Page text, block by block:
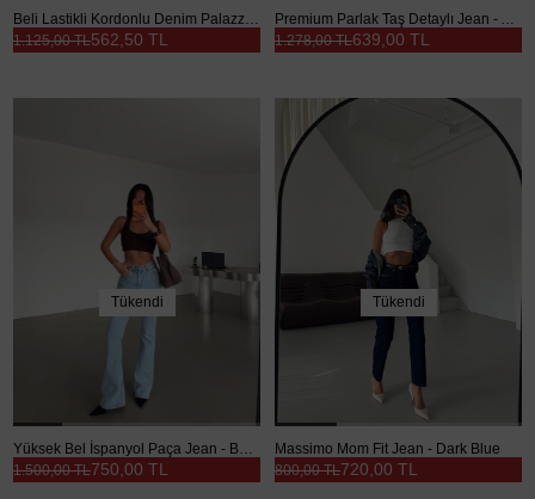
562,50 TL
1.125,00 TL 639,00 TL
1.278,00 TL
Tükendi
750,00 TL
1.500,00 TL
Tükendi
Massimo Mom Fit Jean - Dark Blue
720,00 TL
800,00 TL